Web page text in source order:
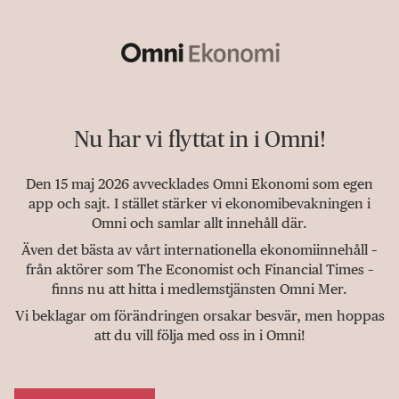
Nu har vi flyttat in i Omni!
Den 15 maj 2026 avvecklades Omni Ekonomi som egen
app och sajt. I stället stärker vi ekonomibevakningen i
Omni och samlar allt innehåll där.
Även det bästa av vårt internationella ekonomiinnehåll –
från aktörer som The Economist och Financial Times –
finns nu att hitta i medlemstjänsten Omni Mer.
Vi beklagar om förändringen orsakar besvär, men hoppas
att du vill följa med oss in i Omni!